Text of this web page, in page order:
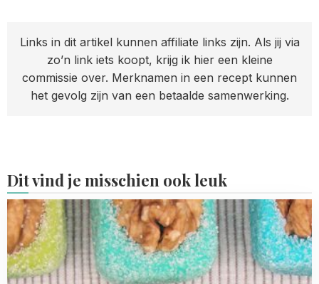
Links in dit artikel kunnen affiliate links zijn. Als jij via
zo’n link iets koopt, krijg ik hier een kleine
commissie over. Merknamen in een recept kunnen
het gevolg zijn van een betaalde samenwerking.
Dit vind je misschien ook leuk
Read
more
about
Walnoot
bonbons